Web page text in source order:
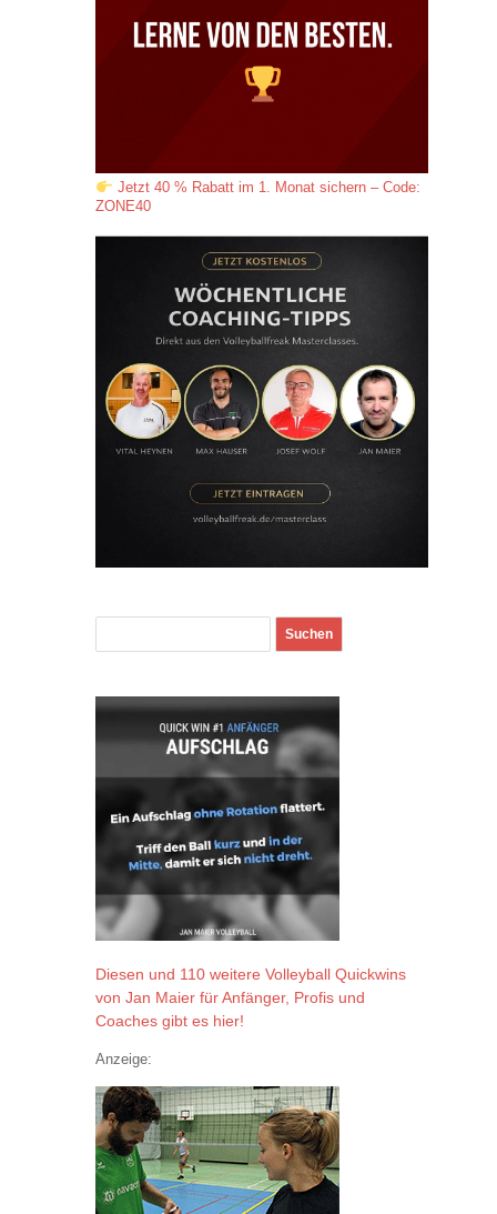
Jetzt 40 % Rabatt im 1. Monat sichern – Code:
ZONE40
Diesen und 110 weitere Volleyball Quickwins
von Jan Maier für Anfänger, Profis und
Coaches gibt es hier!
Anzeige: